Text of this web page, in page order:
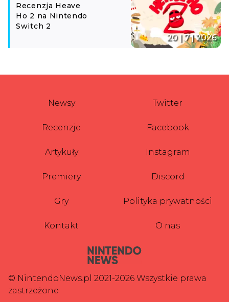
Recenzja Heave
Ho 2 na Nintendo
Switch 2
20 | 7 | 2026
© NintendoNews.pl 2021-2026 Wszystkie prawa
zastrzeżone
Newsy
Recenzje
Artykuły
Premiery
Gry
Kontakt
Twitter
Facebook
Instagram
Discord
Polityka prywatności
O nas